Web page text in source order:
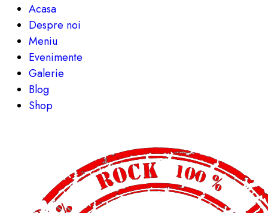
Acasa
Despre noi
Meniu
Evenimente
Galerie
Blog
Shop